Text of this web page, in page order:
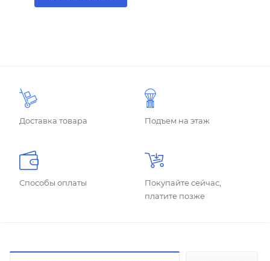
Доставка товара Подъем на этаж
Способы оплаты
Покупайте сейчас,
платите позже